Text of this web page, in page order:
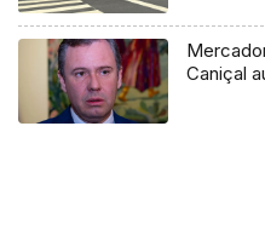
Caniçal